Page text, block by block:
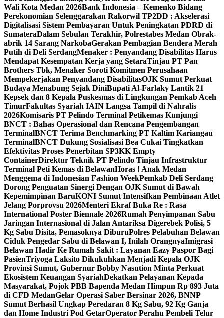
Wali Kota Medan 2026Bank Indonesia – Kemenko Bidang
Perekonomian Selenggarakan Rakorwil TP2DD : Akselerasi
Digitalisasi Sistem Pembayaran Untuk Peningkatan PDRD di
SumateraDalam Sebulan Terakhir, Polrestabes Medan Obrak-
abrik 14 Sarang NarkobaGerakan Pembagian Bendera Merah
Putih di Deli SerdangMenaker : Penyandang Disabilitas Harus
Mendapat Kesempatan Kerja yang SetaraTinjau PT Pan
Brothers Tbk, Menaker Soroti Komitmen Perusahaan
Mempekerjakan Penyandang DisabilitasOJK Sumut Perkuat
Budaya Menabung Sejak DiniBupati Al-Farlaky Lantik 21
Kepsek dan 8 Kepala Puskesmas di Lingkungan Pemkab Aceh
TimurFakultas Syariah IAIN Langsa Tampil di Nahralis
2026Komisaris PT Pelindo Terminal Petikemas Kunjungi
BNCT : Bahas Operasional dan Rencana Pengembangan
TerminalBNCT Terima Benchmarking PT Kaltim Kariangau
TerminalBNCT Dukung Sosialisasi Bea Cukai Tingkatkan
Efektivitas Proses Penerbitan SP3KK Empty
ContainerDirektur Teknik PT Pelindo Tinjau Infrastruktur
Terminal Peti Kemas di BelawanHoras ! Anak Medan
Menggema di Indonesian Fashion WeekPemkab Deli Serdang
Dorong Penguatan Sinergi Dengan OJK Sumut di Bawah
Kepemimpinan BaruKONI Sumut Intensifkan Pembinaan Atlet
Jelang Porprovsu 2026Menteri Ekraf Buka Re : Rasa
International Poster Biennale 2026Rumah Penyimpanan Sabu
Jaringan Internasional di Jalan Antariksa Digerebek Polisi, 5
Kg Sabu Disita, Pemasoknya DiburuPolres Pelabuhan Belawan
Ciduk Pengedar Sabu di Belawan I, Inilah OrangnyaImigrasi
Belawan Hadir Ke Rumah Sakit : Layanan Eazy Paspor Bagi
PasienTriyoga Laksito Dikukuhkan Menjadi Kepala OJK
Provinsi Sumut, Gubernur Bobby Nasution Minta Perkuat
Ekosistem Keuangan SyariahDekatkan Pelayanan Kepada
Masyarakat, Pojok PBB Bapenda Medan Himpun Rp 893 Juta
di CFD MedanGelar Operasi Saber Bersinar 2026, BNNP
Sumut Berhasil Ungkap Peredaran 8 Kg Sabu, 92 Kg Ganja
dan Home Industri Pod Getar‎‎Operator Perahu Pembeli Telur